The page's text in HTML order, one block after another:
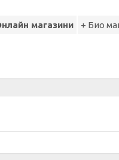
магазини
+ Био